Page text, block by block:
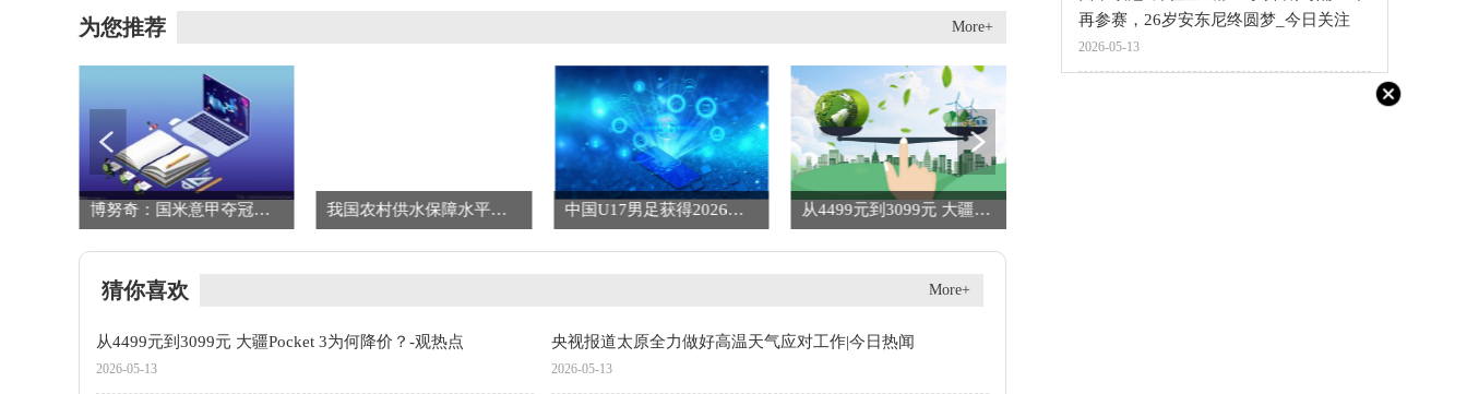
为您推荐 More+
博努奇：国米意甲夺冠实至名归，我原以为他们会遇到更多困难 我国农村供水保障水平显著提升_每日快播 中国U17男足获得2026年世少赛参赛资格 从4499元到3099元 大疆Pocket 3为何降价？-观热点
猜你喜欢 More+
从4499元到3099元 大疆Pocket 3为何降价？-观热点
2026-05-13
央视报道太原全力做好高温天气应对工作|今日热闻
2026-05-13
再参赛，26岁安东尼终圆梦_今日关注
2026-05-13